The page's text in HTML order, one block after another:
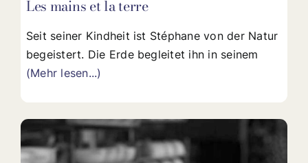
Les mains et la terre
Seit seiner Kindheit ist Stéphane von der Natur
begeistert. Die Erde begleitet ihn in seinem
(Mehr lesen...)